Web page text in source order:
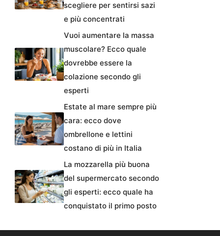
scegliere per sentirsi sazi
e più concentrati
Vuoi aumentare la massa
muscolare? Ecco quale
dovrebbe essere la
colazione secondo gli
esperti
Estate al mare sempre più
cara: ecco dove
ombrellone e lettini
costano di più in Italia
La mozzarella più buona
del supermercato secondo
gli esperti: ecco quale ha
conquistato il primo posto